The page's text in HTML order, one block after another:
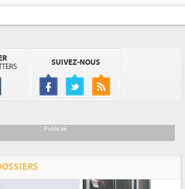
SUIVEZ-NOUS
Publicité